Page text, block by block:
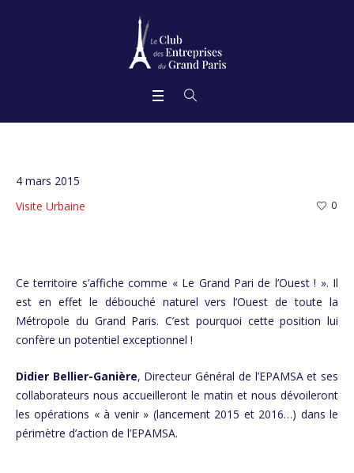
4 mars 2015
Visite Urbaine
0
Ce territoire s’affiche comme « Le Grand Pari de l’Ouest ! ». Il
est en effet le débouché naturel vers l’Ouest de toute la
Métropole du Grand Paris. C’est pourquoi cette position lui
confère un potentiel exceptionnel !
Didier Bellier-Ganière, Directeur Général de l’EPAMSA et ses
collaborateurs nous accueilleront le matin et nous dévoileront
les opérations « à venir » (lancement 2015 et 2016…) dans le
périmètre d’action de l’EPAMSA.